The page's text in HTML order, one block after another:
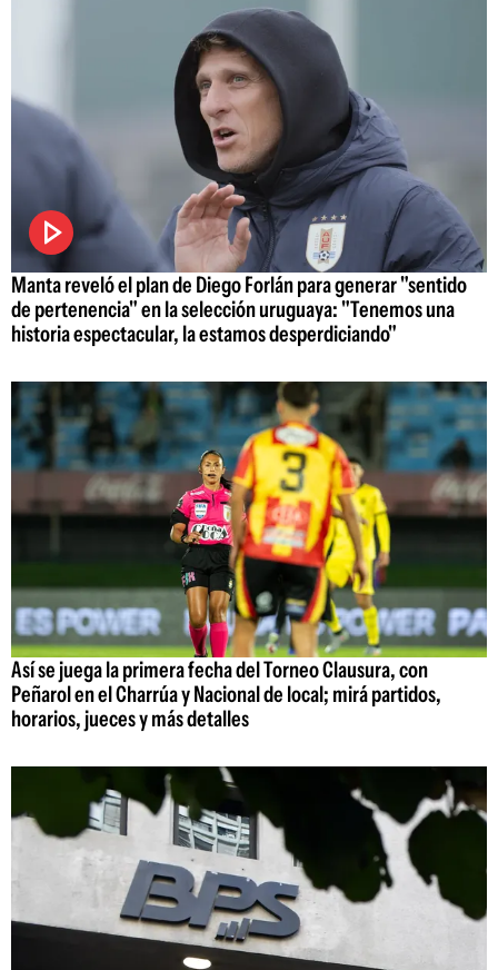
Manta reveló el plan de Diego Forlán para generar "sentido
de pertenencia" en la selección uruguaya: "Tenemos una
historia espectacular, la estamos desperdiciando"
Así se juega la primera fecha del Torneo Clausura, con
Peñarol en el Charrúa y Nacional de local; mirá partidos,
horarios, jueces y más detalles